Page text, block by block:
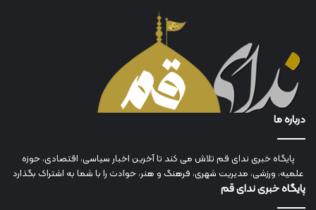
درباره ما
پایگاه خبری ندای قم تلاش می کند تا آخرین اخبار سیاسی، اقتصادی، حوزه
علمیه، ورزشی، مدیریت شهری، فرهنگ و هنر، حوادث را با شما به اشتراک بگذارد
پایگاه خبری ندای قم